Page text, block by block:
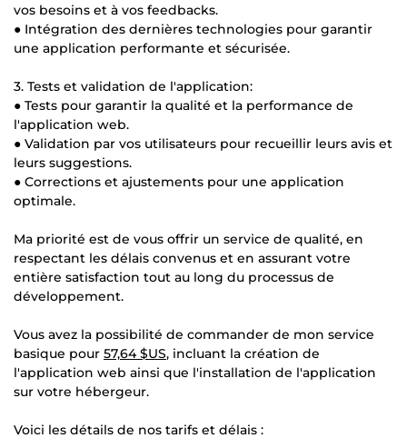
vos besoins et à vos feedbacks.
● Intégration des dernières technologies pour garantir
une application performante et sécurisée.
3. Tests et validation de l'application:
● Tests pour garantir la qualité et la performance de
l'application web.
● Validation par vos utilisateurs pour recueillir leurs avis et
leurs suggestions.
● Corrections et ajustements pour une application
optimale.
Ma priorité est de vous offrir un service de qualité, en
respectant les délais convenus et en assurant votre
entière satisfaction tout au long du processus de
développement.
Vous avez la possibilité de commander de mon service
basique pour 57,64 $US, incluant la création de
l'application web ainsi que l'installation de l'application
sur votre hébergeur.
Voici les détails de nos tarifs et délais :